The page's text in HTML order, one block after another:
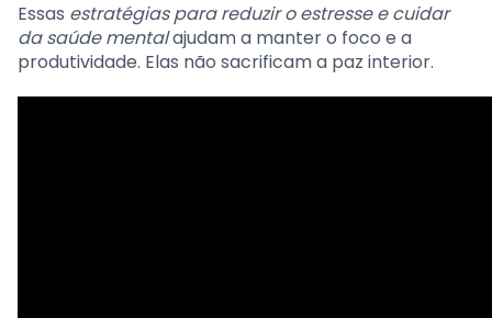
Essas estratégias para reduzir o estresse e cuidar
da saúde mentalajudam a manter o foco e a
produtividade. Elas não sacrificam a paz interior.